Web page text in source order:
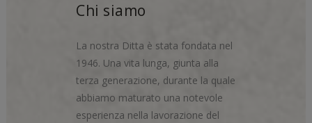
Chi siamo
La nostra Ditta è stata fondata nel
1946. Una vita lunga, giunta alla
terza generazione, durante la quale
abbiamo maturato una notevole
esperienza nella lavorazione del